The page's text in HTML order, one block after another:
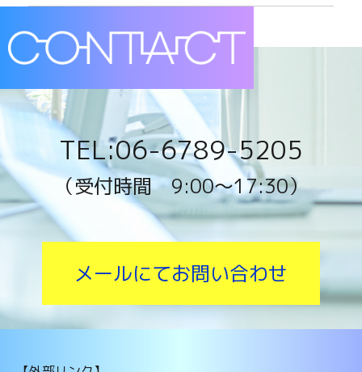
TEL:06-6789-5205
（受付時間 9:00〜17:30）
メールにてお問い合わせ